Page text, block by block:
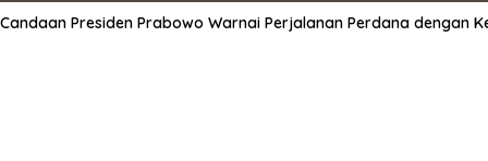
Candaan Presiden Prabowo Warnai Perjalanan Perdana dengan